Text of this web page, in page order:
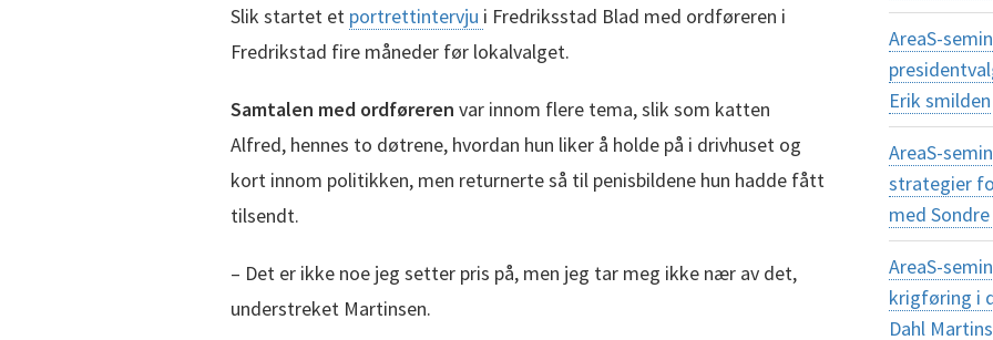
Slik startet et portrettintervju i Fredriksstad Blad med ordføreren i
Fredrikstad fire måneder før lokalvalget.
Samtalen med ordføreren var innom flere tema, slik som katten
Alfred, hennes to døtrene, hvordan hun liker å holde på i drivhuset og
kort innom politikken, men returnerte så til penisbildene hun hadde fått
tilsendt.
– Det er ikke noe jeg setter pris på, men jeg tar meg ikke nær av det,
understreket Martinsen.
AreaS-
Erik smilden
AreaS-
strategier
med
AreaS-
krigføring i
Dahl